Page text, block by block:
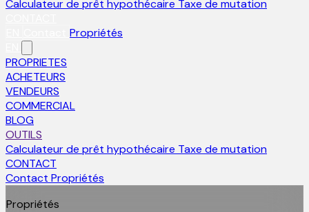
Calculateur de prêt hypothécaire Taxe de mutation
Propriétés
PROPRIETES
ACHETEURS
VENDEURS
COMMERCIAL
BLOG
OUTILS
Calculateur de prêt hypothécaire Taxe de mutation
CONTACT
Contact Propriétés
Propriétés